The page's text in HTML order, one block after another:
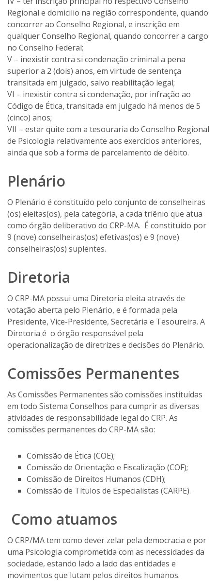
Regional e domicilio na região correspondente, quando
concorrer ao Conselho Regional, e inscrição em
qualquer Conselho Regional, quando concorrer a cargo
no Conselho Federal;
V – inexistir contra si condenação criminal a pena
superior a 2 (dois) anos, em virtude de sentença
transitada em julgado, salvo reabilitação legal;
VI – inexistir contra si condenação, por infração ao
Código de Ética, transitada em julgado há menos de 5
(cinco) anos;
VII – estar quite com a tesouraria do Conselho Regional
de Psicologia relativamente aos exercícios anteriores,
ainda que sob a forma de parcelamento de débito.
Plenário
O Plenário é constituído pelo conjunto de conselheiras
(os) eleitas(os), pela categoria, a cada triênio que atua
como órgão deliberativo do CRP-MA. É constituído por
9 (nove) conselheiras(os) efetivas(os) e 9 (nove)
conselheiras(os) suplentes.
Diretoria
O CRP-MA possui uma Diretoria eleita através de
votação aberta pelo Plenário, e é formada pela
Presidente, Vice-Presidente, Secretária e Tesoureira. A
Diretoria é o órgão responsável pela
operacionalização de diretrizes e decisões do Plenário.
Comissões Permanentes
As Comissões Permanentes são comissões instituídas
em todo Sistema Conselhos para cumprir as diversas
atividades de responsabilidade legal do CRP. As
comissões permanentes do CRP-MA são:
Comissão de Ética (COE);
Comissão de Orientação e Fiscalização (COF);
Comissão de Direitos Humanos (CDH);
Comissão de Títulos de Especialistas (CARPE).
Como atuamos
O CRP/MA tem como dever zelar pela democracia e por
uma Psicologia comprometida com as necessidades da
sociedade, estando lado a lado das entidades e
movimentos que lutam pelos direitos humanos.